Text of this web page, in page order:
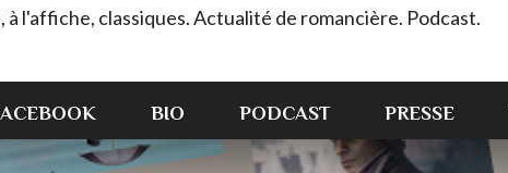
l'affiche, classiques. Actualité de romancière. Podcast.
BIO PODCAST PRESSE